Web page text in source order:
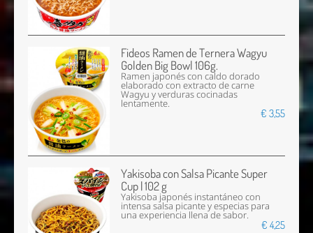
Fideos Ramen de Ternera Wagyu
Golden Big Bowl 106g.
Ramen japonés con caldo dorado
elaborado con extracto de carne
Wagyu y verduras cocinadas
lentamente.
€ 3,55
Yakisoba con Salsa Picante Super
Cup | 102 g
Yakisoba japonés instantáneo con
intensa salsa picante y especias para
una experiencia llena de sabor.
€ 4,25